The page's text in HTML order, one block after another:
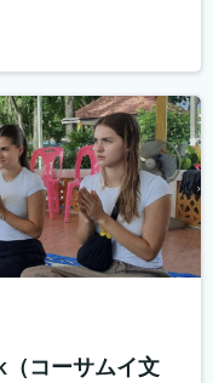
コーサムイ文